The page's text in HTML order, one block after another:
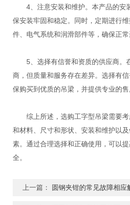
4、注意安装和维护。本产品的安
保安装牢固和稳定。同时，定期进行
件、电气系统和润滑部件等，确保正常
5、选择有信誉和资质的供应商。
商，但质量和服务存在差异。选择有
保购买到优质的吊梁，并提供专业的售
综上所述，选购工字型吊梁需要考
和材料、尺寸和形状、安装和维护以
素。通过合理选择和正确使用，可以
全。
上一篇： 圆钢夹钳的常见故障相应